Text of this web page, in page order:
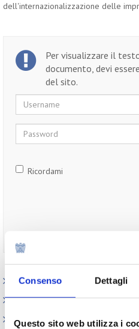
Consenso Dettagli
Questo sito web utilizza i
dell'internazionalizzazione delle
Per visualizzare il
documento, devi
del sito.
Username
Password
Ricordami
Paesi
Iniziative
Webinar